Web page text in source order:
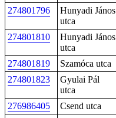
274801796
Hunyadi János
utca
274801810
Hunyadi János
utca
274801819 Szamóca utca
274801823
Gyulai Pál
utca
276986405 Csend utca